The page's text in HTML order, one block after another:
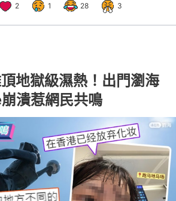
2 1 28 3
地獄級濕熱！出門瀏海
潰惹網民共鳴